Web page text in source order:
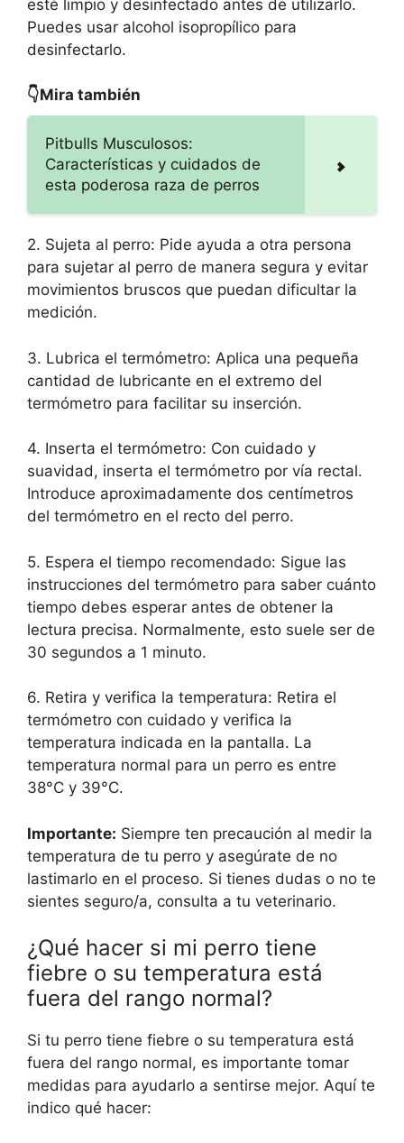
esté limpio y desinfectado antes de utilizarlo.
Puedes usar alcohol isopropílico para
desinfectarlo.
👇Mira también
Pitbulls Musculosos:
Características y cuidados de
esta poderosa raza de perros
2. Sujeta al perro: Pide ayuda a otra persona
para sujetar al perro de manera segura y evitar
movimientos bruscos que puedan dificultar la
medición.
3. Lubrica el termómetro: Aplica una pequeña
cantidad de lubricante en el extremo del
termómetro para facilitar su inserción.
4. Inserta el termómetro: Con cuidado y
suavidad, inserta el termómetro por vía rectal.
Introduce aproximadamente dos centímetros
del termómetro en el recto del perro.
5. Espera el tiempo recomendado: Sigue las
instrucciones del termómetro para saber cuánto
tiempo debes esperar antes de obtener la
lectura precisa. Normalmente, esto suele ser de
30 segundos a 1 minuto.
6. Retira y verifica la temperatura: Retira el
termómetro con cuidado y verifica la
temperatura indicada en la pantalla. La
temperatura normal para un perro es entre
38°C y 39°C.
Importante: Siempre ten precaución al medir la
temperatura de tu perro y asegúrate de no
lastimarlo en el proceso. Si tienes dudas o no te
sientes seguro/a, consulta a tu veterinario.
¿Qué hacer si mi perro tiene
fiebre o su temperatura está
fuera del rango normal?
Si tu perro tiene fiebre o su temperatura está
fuera del rango normal, es importante tomar
medidas para ayudarlo a sentirse mejor. Aquí te
indico qué hacer: